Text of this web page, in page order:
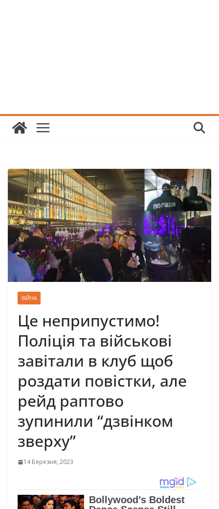
ВІЙНА
Це неприпустимо!
Пoліція та вiйськові
завітали в клуб щоб
роздати повістки, але
рейд раптово
зупинили “дзвінком
звеpху”
14 Березня, 2023